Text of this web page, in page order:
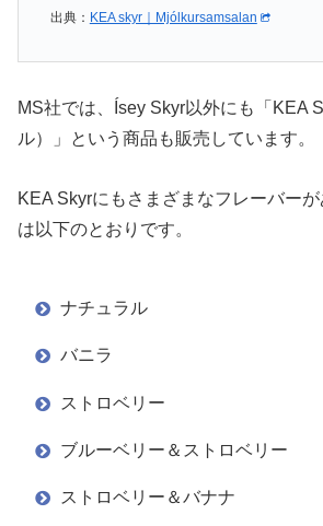
出典： KEA skyr｜Mjólkursamsalan
MS社では、Ísey Skyr以外にも「KEA
ル）」という商品も販売しています。
KEA Skyrにもさまざまなフレーバー
は以下のとおりです。
ナチュラル
バニラ
ストロベリー
ブルーベリー＆ストロベリー
ストロベリー＆バナナ